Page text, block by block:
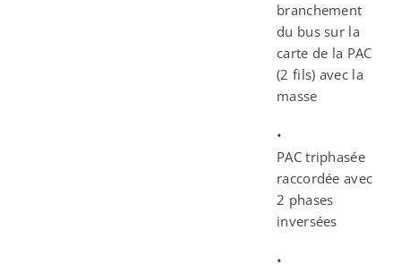
branchement
du bus sur la
carte de la PAC
(2 fils) avec la
masse
•
PAC triphasée
raccordée avec
2 phases
inversées
•